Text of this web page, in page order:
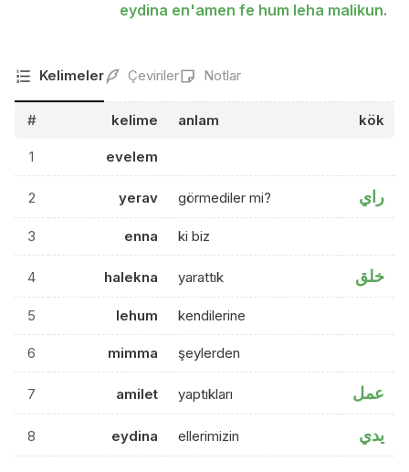
eydina en'amen fe hum leha malikun.
Kelimeler Çeviriler Notlar
# kelime anlam kök
1 evelem
2 yerav görmediler mi? راي
3 enna ki biz
4 halekna yarattık خلق
5 lehum kendilerine
6 mimma şeylerden
7 amilet yaptıkları عمل
8 eydina ellerimizin يدي